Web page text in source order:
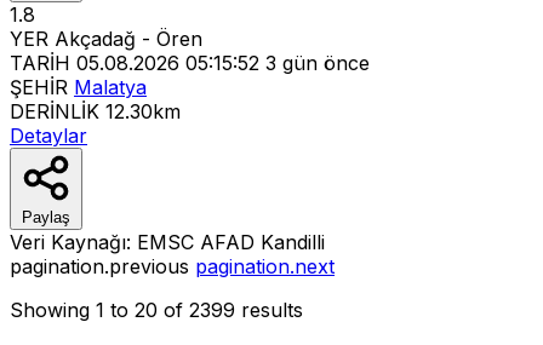
1.8
YER Akçadağ - Ören
TARİH 05.08.2026 05:15:52 3 gün önce
ŞEHİR Malatya
DERİNLİK 12.30km
Detaylar
Paylaş
Veri Kaynağı: EMSC AFAD Kandilli
pagination.previous pagination.next
Showing 1 to 20 of 2399 results